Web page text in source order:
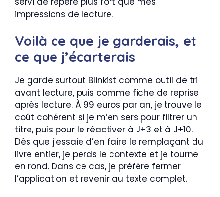
impressions de lecture.
Voilà ce que je garderais, et
ce que j’écarterais
Je garde surtout Blinkist comme outil de tri
avant lecture, puis comme fiche de reprise
après lecture. À 99 euros par an, je trouve le
coût cohérent si je m’en sers pour filtrer un
titre, puis pour le réactiver à J+3 et à J+10.
Dès que j’essaie d’en faire le remplaçant du
livre entier, je perds le contexte et je tourne
en rond. Dans ce cas, je préfère fermer
l’application et revenir au texte complet.